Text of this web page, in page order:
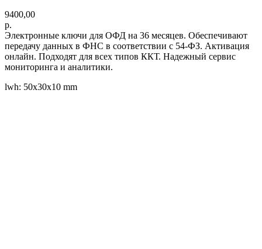
9400,00
р.
Электронные ключи для ОФД на 36 месяцев. Обеспечивают
передачу данных в ФНС в соответствии с 54-ФЗ. Активация
онлайн. Подходят для всех типов ККТ. Надежный сервис
мониторинга и аналитики.
lwh: 50x30x10 mm